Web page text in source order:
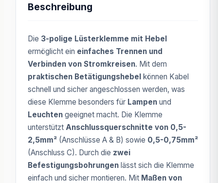
Beschreibung
Die 3-polige Lüsterklemme mit Hebel
ermöglicht ein einfaches Trennen und
Verbinden von Stromkreisen. Mit dem
praktischen Betätigungshebel können Kabel
schnell und sicher angeschlossen werden, was
diese Klemme besonders für Lampen und
Leuchten geeignet macht. Die Klemme
unterstützt Anschlussquerschnitte von 0,5-
2,5mm² (Anschlüsse A & B) sowie 0,5-0,75mm²
(Anschluss C). Durch die zwei
Befestigungsbohrungen lässt sich die Klemme
einfach und sicher montieren. Mit Maßen von